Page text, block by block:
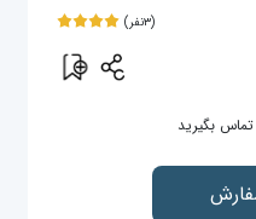
(۳نفر)
بگیرید